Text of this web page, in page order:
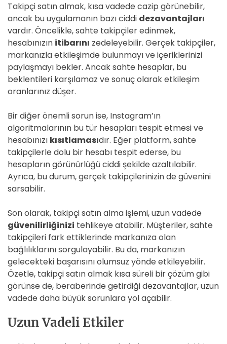
Takipçi satın almak, kısa vadede cazip görünebilir,
ancak bu uygulamanın bazı ciddi dezavantajları
vardır. Öncelikle, sahte takipçiler edinmek,
hesabınızın itibarını zedeleyebilir. Gerçek takipçiler,
markanızla etkileşimde bulunmayı ve içeriklerinizi
paylaşmayı bekler. Ancak sahte hesaplar, bu
beklentileri karşılamaz ve sonuç olarak etkileşim
oranlarınız düşer.
Bir diğer önemli sorun ise, Instagram’ın
algoritmalarının bu tür hesapları tespit etmesi ve
hesabınızı kısıtlamasıdır. Eğer platform, sahte
takipçilerle dolu bir hesabı tespit ederse, bu
hesapların görünürlüğü ciddi şekilde azaltılabilir.
Ayrıca, bu durum, gerçek takipçilerinizin de güvenini
sarsabilir.
Son olarak, takipçi satın alma işlemi, uzun vadede
güvenilirliğinizi tehlikeye atabilir. Müşteriler, sahte
takipçileri fark ettiklerinde markanıza olan
bağlılıklarını sorgulayabilir. Bu da, markanızın
gelecekteki başarısını olumsuz yönde etkileyebilir.
Özetle, takipçi satın almak kısa süreli bir çözüm gibi
görünse de, beraberinde getirdiği dezavantajlar, uzun
vadede daha büyük sorunlara yol açabilir.
Uzun Vadeli Etkiler